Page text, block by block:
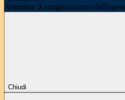
Attendere il completamento
Chiudi